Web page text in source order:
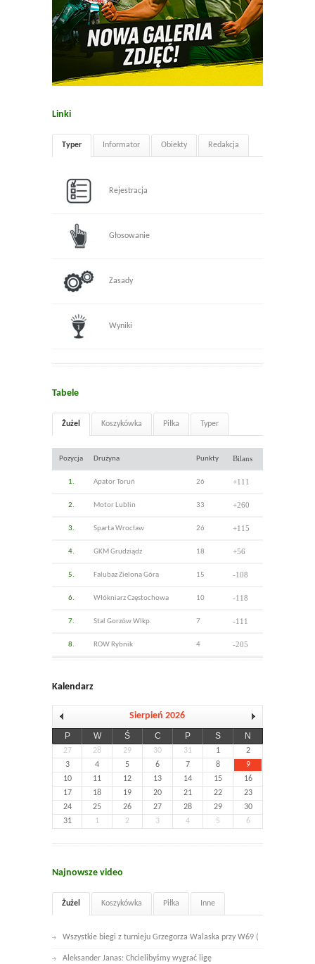
Linki
Typer Informator Obiekty Redakcja
Rejestracja
Głosowanie
Zasady
Wyniki
Tabele
Żużel Koszykówka Piłka Typer
Pozycja Drużyna Punkty Bilans
1. Apator Toruń 26 +111
2. Motor Lublin 33 +260
3. Sparta Wrocław 26 +115
4. GKM Grudziądz 18 +56
5. Falubaz Zielona Góra 15 -108
6. Włókniarz Częstochowa 10 -118
7. Stal Gorzów Wlkp. 7 -111
8. ROW Rybnik 4 -205
Kalendarz
Sierpień 2026
P W Ś C P S N
27 28 29 30 31 1
2
3
4 5 6 7 8
9
10
11 12 13 14 15
16
17
18 19 20 21 22
23
24
25 26 27 28 29
30
31
1 2 3 4 5 6
Najnowsze video
Żużel Koszykówka Piłka Inne
Wszystkie biegi z turnieju Grzegorza Walaska przy W69 (
Aleksander Janas: Chcielibyśmy wygrać ligę